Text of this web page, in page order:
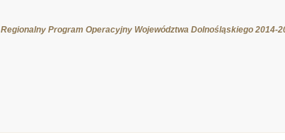
Regionalny Program Operacyjny Województwa Dolnośląskiego 2014-